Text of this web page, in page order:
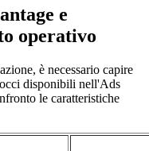
e
operativo
è necessario capire
disponibili nell'Ads
le caratteristiche